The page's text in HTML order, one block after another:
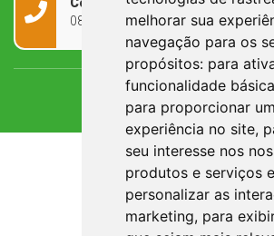
melhorar sua
navegação para os
propósitos: para
funcionalidade
para proporcionar
experiência no site,
seu interesse nos
produtos e serviços
personalizar as
marketing, para
0800 090 2050